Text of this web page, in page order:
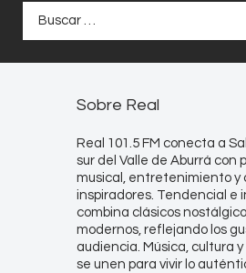
Sobre Real
Real 101.5 FM conecta a
sur del Valle de Aburrá con
musical, entretenimiento y
inspiradores. Tendencial e
combina clásicos
modernos, reflejando los
audiencia. Música, cultura
se unen para vivir lo